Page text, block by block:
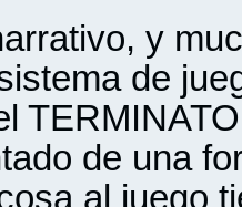
y
de
de una
al juego